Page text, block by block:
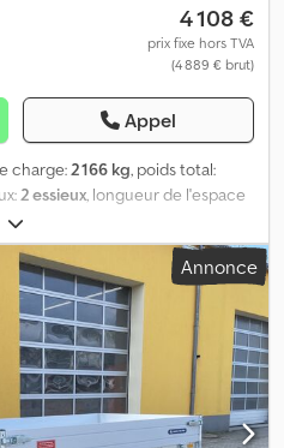
4 108 €
prix fixe hors TVA
(4 889 € brut)
Appel
charge: 2 166 kg, poids total:
2 essieux , longueur de l'espace
de l’espace de chargement:
de chargement:300 mm, Saris K1
basculante arrière Dimensions de
Aaox T R Tbsgek Poids total
nouvelle benne basculante Saris
son format compact. Les bennes
soudée robuste et leur plancher
professionnel, par exemple
ou bois. Principaux
Annonce